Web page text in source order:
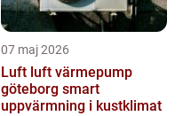
07 maj 2026
Luft luft värmepump
göteborg smart
uppvärmning i kustklimat